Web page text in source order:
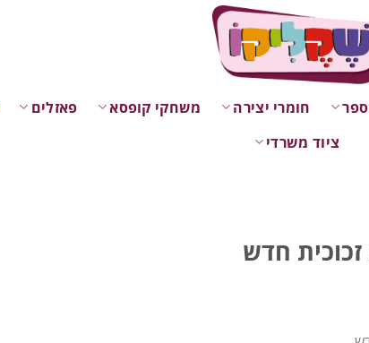
חומרי יצירה משחקי קופסא פאזלים
ציוד משרדי